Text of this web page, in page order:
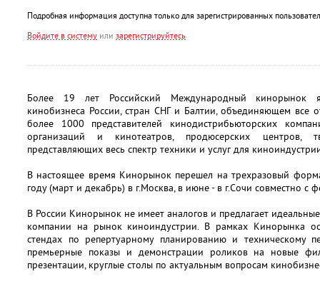
Подробная информация доступна только для зарегистрированных
Войдите в систему или зарегистрируйтесь
Более 19 лет Российский Международный кинорынок
кинобизнеса России, стран СНГ и Балтии, объединяющем все
более 1000 представителей кинодистрибьюторских
организаций и кинотеатров, продюсерских центров,
представляющих весь спектр техники и услуг для
В настоящее время Кинорынок перешел на трехразовый
году (март и декабрь) в г.Москва, в июне - в г.Сочи совместно с
В России Кинорынок не имеет аналогов и предлагает
компании на рынок киноиндустрии. В рамках Кинорынка
стендах по репертуарному планированию и техническому
премьерные показы и демонстрации роликов на новые
презентации, круглые столы по актуальным вопросам